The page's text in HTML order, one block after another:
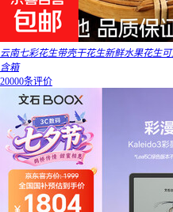
云南七彩花生带壳干花生新鲜水果花生
含箱
20000条评价